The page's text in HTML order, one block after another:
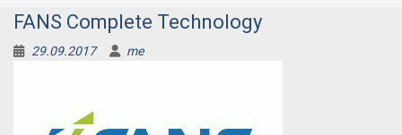
FANS Complete Technology
29.09.2017 me